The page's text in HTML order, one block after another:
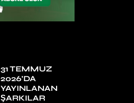
31 TEMMUZ
2026’DA
YAYINLANAN
ŞARKILAR